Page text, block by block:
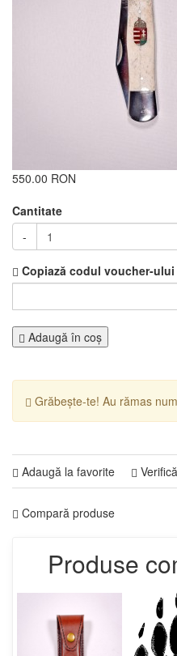
550.00 RON
Cantitate
-
Copiază codul voucher-
Adaugă în coş
Grăbește-te! Au rămas
Adaugă la favorite
Compară produse
Produse